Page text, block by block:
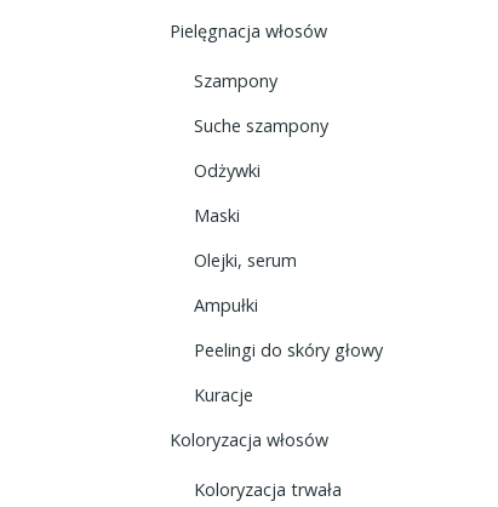
Pielęgnacja włosów
Szampony
Suche szampony
Odżywki
Maski
Olejki, serum
Ampułki
Peelingi do skóry głowy
Kuracje
Koloryzacja włosów
Koloryzacja trwała